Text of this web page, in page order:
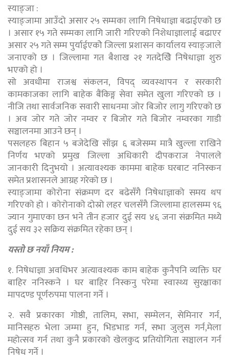
स्याङ्जा :
स्याङ्जामा आउँदो असार २५ सम्मका लागि निषेधाज्ञा बढाईएको छ
। असार १५ गते सम्मका लागि जारी गरिएको निशेधाज्ञालाई बढाएर
असार २५ गते सम्म पुर्याईएकोे जिल्ला प्रशासन कार्यालय स्याङ्जाले
जनाएको छ । जिल्लामा गत बैशाख २१ गतदेखिे निषेधाज्ञा शुरु
भएको हो ।
सो अवधीमा राजश्व संकलन, विपद् व्यवस्थापन र सरकारी
कामकाजका लागि बाहेक बैंकिङ्ग सेवा समेत खुला गरिएको छ ।
नीजि तथा सार्वजनिक सवारी साधनमा जोर बिजोर लागु गरिएको छ
। अव जोर गते जोर नम्वर र बिजोर गते बिजोर नम्वरका गाडी
सञ्चालनमा आउने छन् ।
पसलहरु बिहान ५ बजेदेखि साँझ ६ बजेसम्म मात्रै खुल्ला राखिने
निर्णय भएको प्रमुख जिल्ला अधिकारी दीपकराज नेपालले
जानकारी दिनुभयो । अत्यावश्यक काममा बाहेक घरबाट ननिस्कन
समेत प्रशासनले आग्रह गरेको छ ।
स्याङ्जामा कोरोना संक्रमण दर बढेसँगै निषेधाज्ञाको समय थप
गरिएको हो । कोरोनाको दोस्रो लहर चलसँगै जिल्लामा हालसम्म ९६
ज्यान गुमाएका छन भने तीन हजार दुई सय ४६ जना संक्रमित मध्ये
दुई सय ३२ सक्रिय संक्रमित रहेका छन् ।
यस्तो छ नयाँ नियम :
१. निषेधाज्ञा अवधिभर अत्यावश्यक काम बाहेक कुनैपनि व्यक्ति घर
बाहिर ननिस्कने । घर बाहिर निस्कनु परेमा स्वास्थ्य सुरक्षाका
मापदण्ड पूर्णरुपमा पालना गर्ने ।
२. सवै प्रकारका गोष्ठी, तालिम, सभा, सम्मेलन, सेमिनार गर्न,
मानिसहरु भेला जम्मा हुन, भिडभाड गर्न, सभा जुलुस गर्न,मेला
महोत्सव गर्न तथा कुनै प्रकारको खेलकुद प्रतियोगिता सञ्चालन गर्न
निषेध गर्ने ।